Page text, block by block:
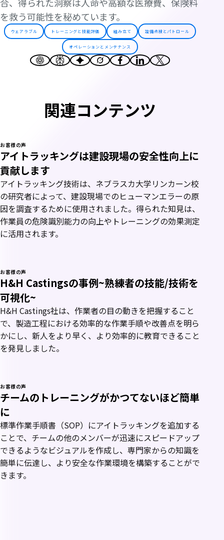
合、得られた洞察は人命や高額な医療費、保険料
を救う可能性を秘めています。
ウェアラブル トレーニングと技能評価 組み立て 設備点検とパトロール
オペレーションとメンテナンス
関連コンテンツ
お客様の声
アイトラッキングは建設現場の安全性向上に
貢献します
アイトラッキング技術は、ネブラスカ大学リンカーン校
の研究者によって、建設現場でのヒューマンエラーの原
因を調査するために使用されました。得られた知見は、
作業員の危険識別能力の向上やトレーニングの効果測定
に活用されます。
お客様の声
H&H Castingsの事例~熟練者の技能/技術を
可視化~
H&H Castings社は、作業者の目の動きを把握すること
で、製造工程における効率的な作業手順や改善点を明ら
かにし、新人をより早く、より効率的に教育できること
を発見しました。
お客様の声
チームのトレーニングがかつてないほど簡単
に
標準作業手順書（SOP）にアイトラッキングを追加する
ことで、チームの他のメンバーが迅速にスピードアップ
できるようなビジュアルを作成し、専門家からの知識を
簡単に伝達し、より安全な作業環境を構築することがで
きます。